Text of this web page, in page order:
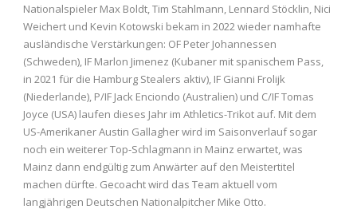
Nationalspieler Max Boldt, Tim Stahlmann, Lennard Stöcklin, Nici
Weichert und Kevin Kotowski bekam in 2022 wieder namhafte
ausländische Verstärkungen: OF Peter Johannessen
(Schweden), IF Marlon Jimenez (Kubaner mit spanischem Pass,
in 2021 für die Hamburg Stealers aktiv), IF Gianni Frolijk
(Niederlande), P/IF Jack Enciondo (Australien) und C/IF Tomas
Joyce (USA) laufen dieses Jahr im Athletics-Trikot auf. Mit dem
US-Amerikaner Austin Gallagher wird im Saisonverlauf sogar
noch ein weiterer Top-Schlagmann in Mainz erwartet, was
Mainz dann endgültig zum Anwärter auf den Meistertitel
machen dürfte. Gecoacht wird das Team aktuell vom
langjährigen Deutschen Nationalpitcher Mike Otto.